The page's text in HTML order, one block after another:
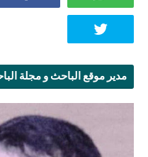
مدير موقع الباحث و مجلة